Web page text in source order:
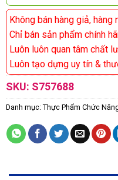
Không bán hàng giả,
Chỉ bán sản phẩm chính
Luôn luôn quan tâm chất
Luôn tạo dựng uy tín &
SKU: S757688
Danh mục: Thực Phẩm Chức